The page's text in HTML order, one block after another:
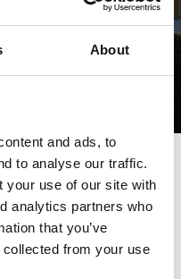
About
and ads, to
to analyse our traffic.
your use of our site with
analytics partners who
that you’ve
collected from your use